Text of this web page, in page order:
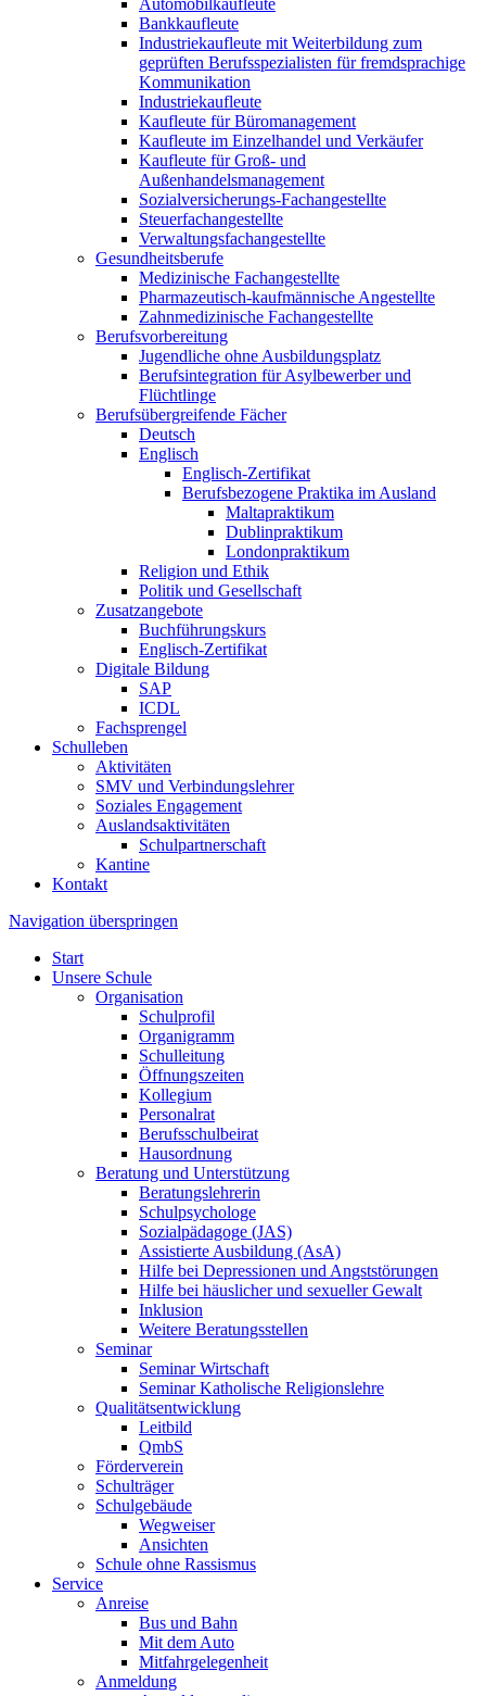
Automobilkaufleute
Bankkaufleute
Industriekaufleute mit Weiterbildung zum
geprüften Berufsspezialisten für fremdsprachige
Kommunikation
Industriekaufleute
Kaufleute für Büromanagement
Kaufleute im Einzelhandel und Verkäufer
Kaufleute für Groß- und
Außenhandelsmanagement
Sozialversicherungs-Fachangestellte
Steuerfachangestellte
Verwaltungsfachangestellte
Gesundheitsberufe
Medizinische Fachangestellte
Pharmazeutisch-kaufmännische Angestellte
Zahnmedizinische Fachangestellte
Berufsvorbereitung
Jugendliche ohne Ausbildungsplatz
Berufsintegration für Asylbewerber und
Flüchtlinge
Berufsübergreifende Fächer
Deutsch
Englisch
Englisch-Zertifikat
Berufsbezogene Praktika im Ausland
Maltapraktikum
Dublinpraktikum
Londonpraktikum
Religion und Ethik
Politik und Gesellschaft
Zusatzangebote
Buchführungskurs
Englisch-Zertifikat
Digitale Bildung
SAP
ICDL
Fachsprengel
Schulleben
Aktivitäten
SMV und Verbindungslehrer
Soziales Engagement
Auslandsaktivitäten
Schulpartnerschaft
Kantine
Kontakt
Navigation überspringen
Start
Unsere Schule
Organisation
Schulprofil
Organigramm
Schulleitung
Öffnungszeiten
Kollegium
Personalrat
Berufsschulbeirat
Hausordnung
Beratung und Unterstützung
Beratungslehrerin
Schulpsychologe
Sozialpädagoge (JAS)
Assistierte Ausbildung (AsA)
Hilfe bei Depressionen und Angststörungen
Hilfe bei häuslicher und sexueller Gewalt
Inklusion
Weitere Beratungsstellen
Seminar
Seminar Wirtschaft
Seminar Katholische Religionslehre
Qualitätsentwicklung
Leitbild
QmbS
Förderverein
Schulträger
Schulgebäude
Wegweiser
Ansichten
Schule ohne Rassismus
Service
Anreise
Bus und Bahn
Mit dem Auto
Mitfahrgelegenheit
Anmeldung